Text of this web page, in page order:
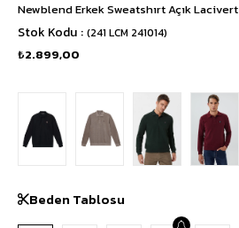
Newblend Erkek Sweatshırt Açık Lacivert
Stok Kodu (241 LCM 241014)
₺2.899,00
Beden Tablosu